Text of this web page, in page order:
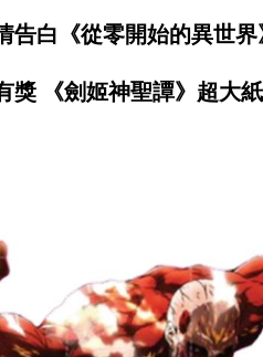
告白《從零開始的異世
獎 《劍姬神聖譚》超大